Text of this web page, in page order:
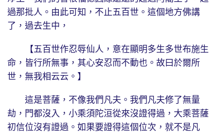
過那批人。由此可知，不止五百世。這個地方佛講
了，過去生中，
【五百世作忍辱仙人，意在顯明多生多世布施生
命，皆行所無事，其心安忍而不動也。故曰於爾所
世，無我相云云。】
這是菩薩，不像我們凡夫。我們凡夫修了無量
劫，門都沒入，小乘須陀洹從來沒證得過，大乘菩薩
初信位沒有證過。如果要證得這個位次，就不是凡